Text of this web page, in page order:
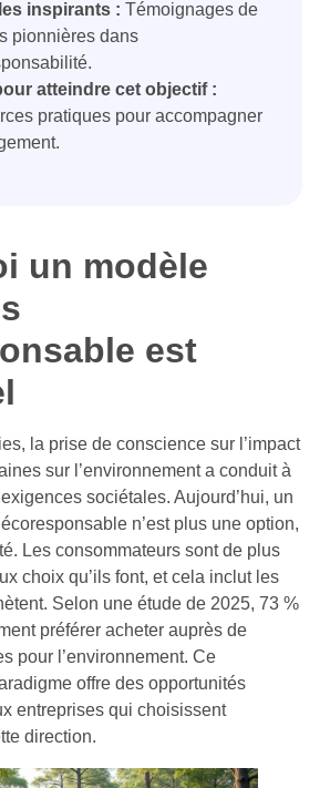
inspirants : Témoignages de
pionnières dans
atteindre cet objectif :
pratiques pour accompagner
un modèle
est
la prise de conscience sur l’impact
sur l’environnement a conduit à
sociétales. Aujourd’hui, un
n’est plus une option,
Les consommateurs sont de plus
choix qu’ils font, et cela inclut les
Selon une étude de 2025, 73 %
préférer acheter auprès de
pour l’environnement. Ce
offre des opportunités
entreprises qui choisissent
direction.